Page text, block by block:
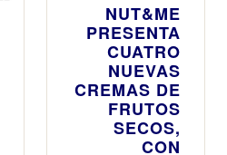
NUT&ME
PRESENTA
CUATRO
NUEVAS
CREMAS DE
FRUTOS
SECOS,
CON